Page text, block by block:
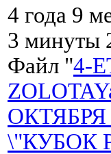
4 года 9
3 минуты
Файл "4-
ОКТЯБРЯ
\"КУБОК